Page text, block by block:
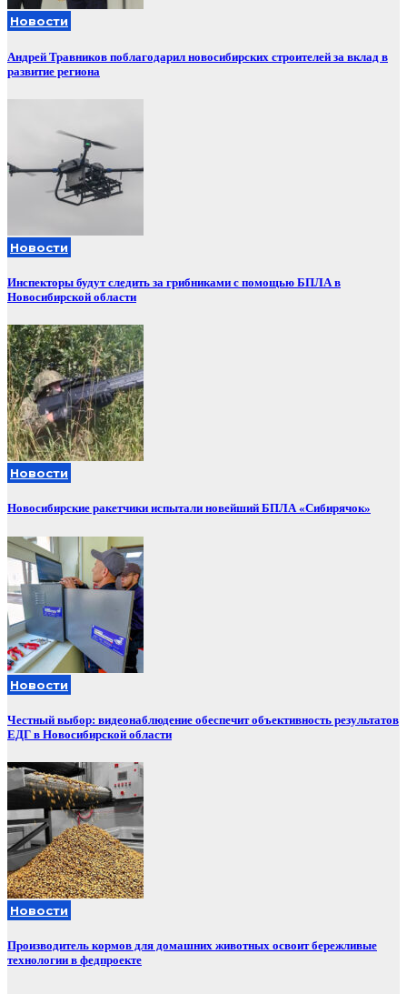
Новости
Андрей Травников поблагодарил новосибирских строителей за вклад в
развитие региона
Новости
Инспекторы будут следить за грибниками с помощью БПЛА в
Новосибирской области
Новости
Новосибирские ракетчики испытали новейший БПЛА «Сибирячок»
Новости
Честный выбор: видеонаблюдение обеспечит объективность результатов
ЕДГ в Новосибирской области
Новости
Производитель кормов для домашних животных освоит бережливые
технологии в федпроекте